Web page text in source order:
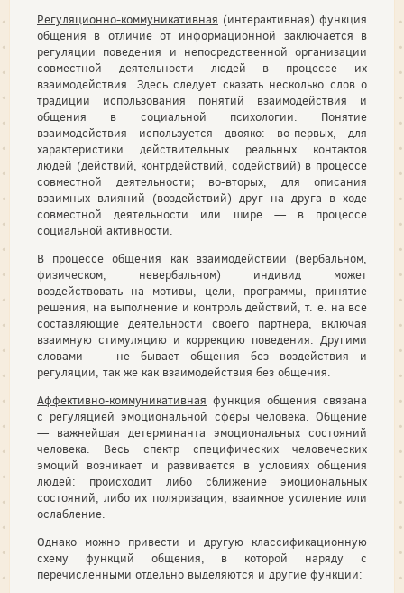
Регуляционно-коммуникативная (интерактивная) функция
общения в отличие от информационной заключается в
регуляции поведения и непосредственной организации
совместной деятельности людей в процессе их
взаимодействия. Здесь следует сказать несколько слов о
традиции использования понятий взаимодействия и
общения в социальной психологии. Понятие
взаимодействия используется двояко: во-первых, для
характеристики действительных реальных контактов
людей (действий, контрдействий, содействий) в процессе
совместной деятельности; во-вторых, для описания
взаимных влияний (воздействий) друг на друга в ходе
совместной деятельности или шире — в процессе
социальной активности.
В процессе общения как взаимодействии (вербальном,
физическом, невербальном) индивид может
воздействовать на мотивы, цели, программы, принятие
решения, на выполнение и контроль действий, т. е. на все
составляющие деятельности своего партнера, включая
взаимную стимуляцию и коррекцию поведения. Другими
словами — не бывает общения без воздействия и
регуляции, так же как взаимодействия без общения.
Аффективно-коммуникативная функция общения связана
с регуляцией эмоциональной сферы человека. Общение
— важнейшая детерминанта эмоциональных состояний
человека. Весь спектр специфических человеческих
эмоций возникает и развивается в условиях общения
людей: происходит либо сближение эмоциональных
состояний, либо их поляризация, взаимное усиление или
ослабление.
Однако можно привести и другую классификационную
схему функций общения, в которой наряду с
перечисленными отдельно выделяются и другие функции: